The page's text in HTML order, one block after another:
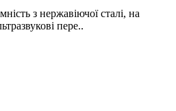
з нержавіючої сталі, на
пере..